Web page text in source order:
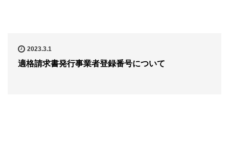
2023.3.1
適格請求書発行事業者登録番号について